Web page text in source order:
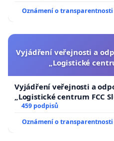
Oznámení o transparentnosti
Vyjádření veřejnosti a
„Logistické
Vyjádření veřejnosti a
„Logistické centrum FCC
459 podpisů
Oznámení o transparentnosti